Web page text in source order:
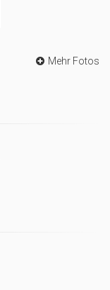
Mehr Fotos